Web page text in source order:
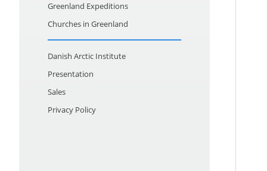
Greenland Expeditions
Churches in Greenland
Danish Arctic Institute
Presentation
Sales
Privacy Policy